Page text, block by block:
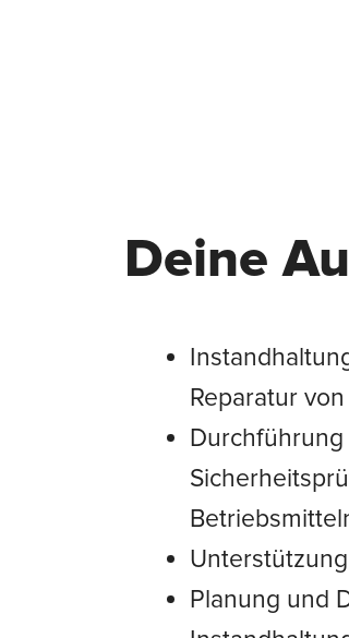
Deine
Reparatur
Planung und